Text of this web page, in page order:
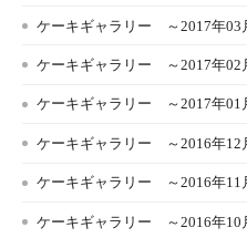
ケーキギャラリー ～2017年03
ケーキギャラリー ～2017年02
ケーキギャラリー ～2017年01
ケーキギャラリー ～2016年12
ケーキギャラリー ～2016年11
ケーキギャラリー ～2016年10